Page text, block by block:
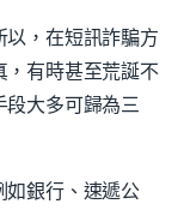
以，在短訊詐騙方
，有時甚至荒誕不
大多可歸為三
如銀行、速遞公